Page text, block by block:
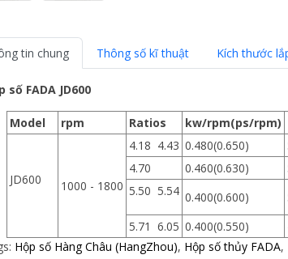
tin chung Thông số kĩ thuật Kích thước
số FADA JD600
Model rpm Ratios kw/rpm(ps/rpm)
JD600 1000 - 1800
4.18 4.43 0.480(0.650)
4.70 0.460(0.630)
5.50 5.54 0.400(0.600)
5.71 6.05 0.400(0.550)
Hộp số Hàng Châu (HangZhou), Hộp số thủy FADA,